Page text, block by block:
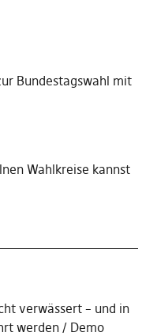
Bundestagswahl mit
Wahlkreise kannst
verwässert – und in
werden
Demo